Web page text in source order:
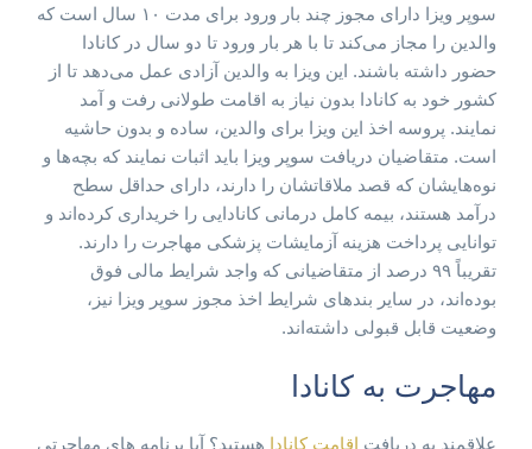
سوپر ویزا دارای مجوز چند بار ورود برای مدت ۱۰ سال است که
والدین را مجاز می‌کند تا با هر بار ورود تا دو سال در کانادا
حضور داشته باشند. این ویزا به والدین آزادی عمل می‌دهد تا از
کشور خود به کانادا بدون نیاز به اقامت طولانی رفت و آمد
نمایند. پروسه اخذ این ویزا برای والدین، ساده و بدون حاشیه
است. متقاضیان دریافت سوپر ویزا باید اثبات نمایند که بچه‌ها و
نوه‌هایشان که قصد ملاقاتشان را دارند، دارای حداقل سطح
درآمد هستند، بیمه کامل درمانی کانادایی را خریداری کرده‌اند و
توانایی پرداخت هزینه آزمایشات پزشکی مهاجرت را دارند.
تقریباً ۹۹ درصد از متقاضیانی که واجد شرایط مالی فوق
بوده‌اند، در سایر بندهای شرایط اخذ مجوز سوپر ویزا نیز،
وضعیت قابل قبولی داشته‌اند.
مهاجرت به کانادا
علاقمند به دریافت اقامت کانادا
هستید؟ آیا برنامه های مهاجرتی